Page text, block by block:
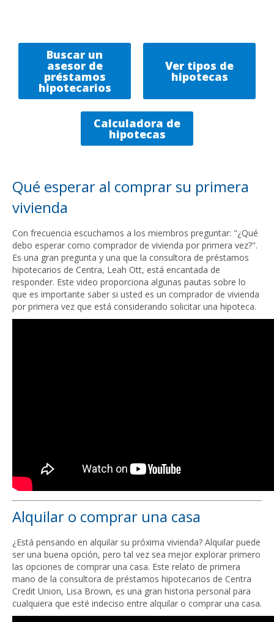
Buscar un
asesor de
préstamos
hipotecarios
Ver tipos de
hipotecas
Calculadora de
hipotecas
Qué esperar al comprar su primera
vivienda
Con frecuencia escuchamos a los miembros preguntar: "¿Qué
debo esperar como comprador de vivienda por primera vez?".
Es una gran pregunta y una que la consultora de préstamos
hipotecarios de Centra, Leah Ott, está encantada de
responder. Este video proporciona algunas pautas sobre lo
que es importante saber si usted es un comprador de vivienda
por primera vez que está considerando solicitar una hipoteca.
Alquilar o comprar una casa
¿Está pensando en alquilar su próxima vivienda? Alquilar puede
ser una buena opción, pero tal vez sea mejor explorar primero
las opciones de comprar una casa. Este relato de primera
mano de la consultora de préstamos hipotecarios de Centra
Credit Union, Lisa Brown, es una gran historia personal para
cualquiera que esté indeciso entre alquilar o comprar una casa.